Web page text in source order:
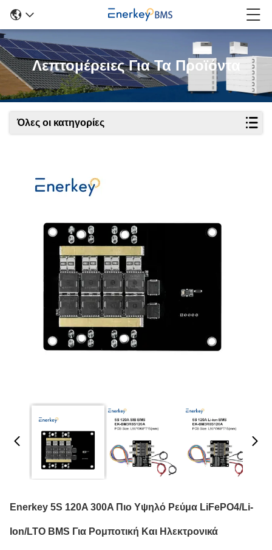
Λεπτομέρειες Για Τα Προϊόντα
Όλες οι κατηγορίες
Enerkey 5S 120A 300A Πιο Υψηλό Ρεύμα LiFePO4/Li-
Ion/LTO BMS Για Ρομποτική Και Ηλεκτρονικά